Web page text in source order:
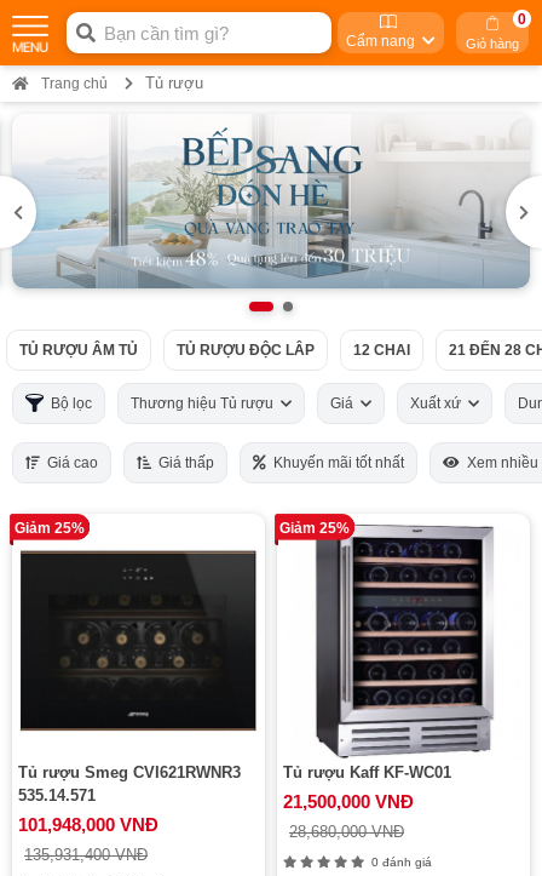
Cẩm nang Giỏ hàng
0
Trang chủ Tủ rượu
TỦ RƯỢU ÂM TỦ TỦ RƯỢU ĐỘC LÂP 12 CHAI 21 ĐẾN 28
Bộ lọc Thương hiệu Tủ rượu Giá Xuất xứ
Giá cao Giá thấp Khuyến mãi tốt nhất Xem nhiều
Giảm 25%
Tủ rượu Smeg CVI621RWNR3
535.14.571
101,948,000 VNĐ
135,931,400 VNĐ
Giảm 25%
Tủ rượu Kaff KF-WC01
21,500,000 VNĐ
28,680,000 VNĐ
0 đánh giá